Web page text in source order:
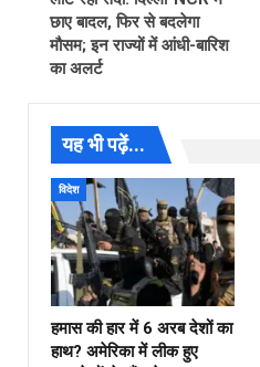
छाए बादल, फिर से बदलेगा
मौसम; इन राज्यों में आंधी-बारिश
का अलर्ट
यह भी पढ़ें...
विदेश
हमास की हार में 6 अरब देशों का
हाथ? अमेरिका में लीक हुए